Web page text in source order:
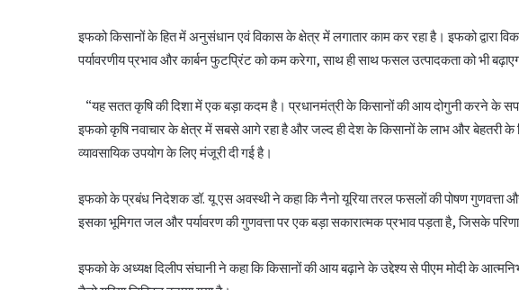
इफको किसानों के हित में अनुसंधान एवं विकास के क्षेत्र में लगातार काम कर रहा है। इफको द्वारा
पर्यावरणीय प्रभाव और कार्बन फुटप्रिंट को कम करेगा, साथ ही साथ फसल उत्पादकता को भी
“यह सतत कृषि की दिशा में एक बड़ा कदम है। प्रधानमंत्री के किसानों की आय दोगुनी करने के
इफको कृषि नवाचार के क्षेत्र में सबसे आगे रहा है और जल्द ही देश के किसानों के लाभ और बेहतरी के
व्यावसायिक उपयोग के लिए मंजूरी दी गई है।
इफको के प्रबंध निदेशक डॉ. यू एस अवस्थी ने कहा कि नैनो यूरिया तरल फसलों की पोषण गुणवत्ता
इसका भूमिगत जल और पर्यावरण की गुणवत्ता पर एक बड़ा सकारात्मक प्रभाव पड़ता है, जिसके
इफको के अध्यक्ष दिलीप संघानी ने कहा कि किसानों की आय बढ़ाने के उद्देश्य से पीएम मोदी के